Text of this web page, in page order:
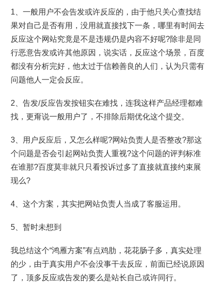
1、一般用户不会告发或许反应的，由于他只关心查找结
果对自己是否有用，没用就直接找下一条，哪里有时间去
反应这个网站究竟是不是违规仍是内容不好呢?除非是同
行恶意告发或许其他原因，说实话，反应这个场景，百度
都没有分析完好，他太过于信赖善良的人们，认为只需有
问题他人一定会反应。
2、告发/反应告发按钮实在难找，连我这样产品经理都难
找，更甭说一般用户了，不排除后期优化这个提交。
3、用户反应后，又怎么样呢?网站负责人是否整改?那这
个问题是否会引起网站负责人重视?这个问题的评判标准
在谁那?百度莫非就只只看投诉过多了直接就直接约束展
现么?
4、这个方案，其实把网站负责人当成了客服运用。
5、暂时未想到
我总结这个“鸿雁方案”有点鸡肋，花花肠子多，真实处理
的少，由于真实用户不会没事干去反应，前面已经说原因
了，顶多反应或告发的要么是站长自己或许同行。